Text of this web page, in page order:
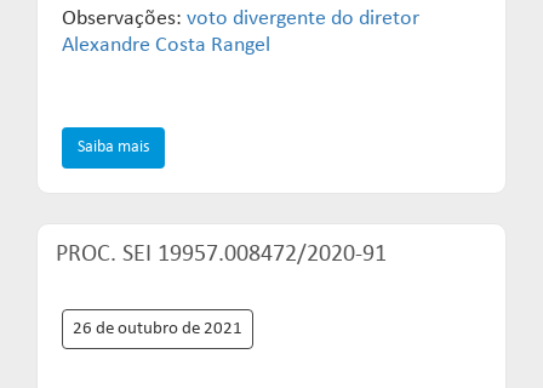
Observações: voto divergente do diretor
Alexandre Costa Rangel
Saiba mais
PROC. SEI 19957.008472/2020-91
26 de outubro de 2021